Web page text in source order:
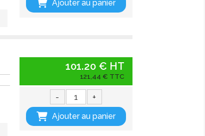
Ajouter au panier
101.20 € HT
121,44 € TTC
- +
Ajouter au panier